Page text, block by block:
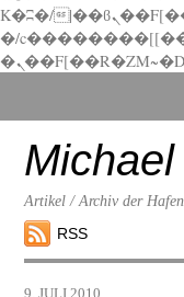
K�ʭ�/|��ϐܢ��F[��x�ZMz�G�� %嬩
�/
�ܢ��F[��R�ZM~�D
down
content
Artikel / Archiv der
RSS
9. JULI 2010